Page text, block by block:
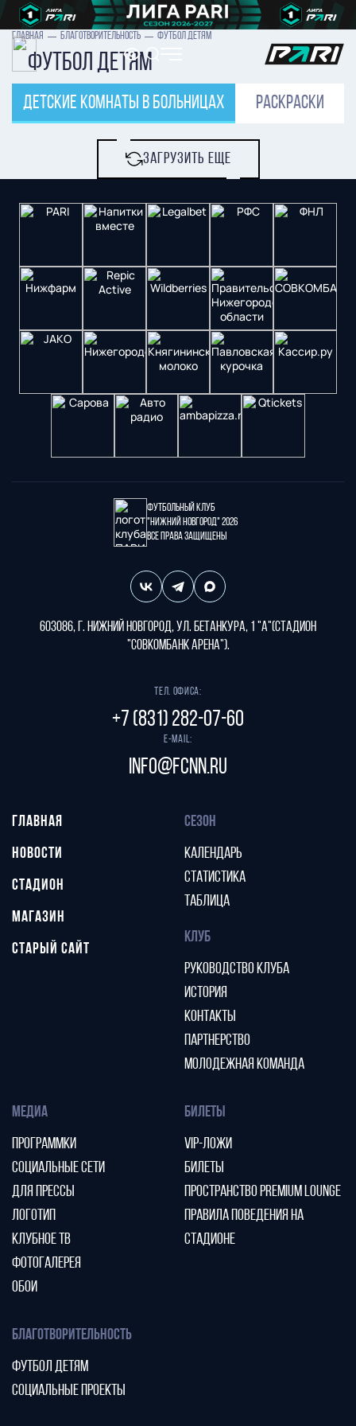
ГЛАВНАЯ БЛАГОТВОРИТЕЛЬНОСТЬ ФУТБОЛ ДЕТЯМ
Футбол детям
детские комнаты в больницах раскраски
ЗАГРУЗИТЬ ЕЩЕ
Футбольный клуб
"Нижний Новгород" 2026
Все права защищены
603086, г. Нижний Новгород, ул. Бетанкура, 1 "А"(стадион
"СОВКОМБАНК АРЕНА").
Тел. офиса:
+7 (831) 282-07-60
E-mail:
info@fcnn.ru
ГЛАВНАЯ
НОВОСТИ
СТАДИОН
МАГАЗИН
СТАРЫЙ САЙТ
СЕЗОН
КАЛЕНДАРЬ
СТАТИСТИКА
ТАБЛИЦА
КЛУБ
РУКОВОДСТВО КЛУБА
ИСТОРИЯ
КОНТАКТЫ
ПАРТНЕРСТВО
МОЛОДЕЖНАЯ КОМАНДА
МЕДИА
ПРОГРАММКИ
СОЦИАЛЬНЫЕ СЕТИ
ДЛЯ ПРЕССЫ
ЛОГОТИП
КЛУБНОЕ ТВ
ФОТОГАЛЕРЕЯ
ОБОИ
БИЛЕТЫ
VIP-ЛОЖИ
БИЛЕТЫ
ПРОСТРАНСТВО PREMIUM LOUNGE
ПРАВИЛА ПОВЕДЕНИЯ НА
СТАДИОНЕ
БЛАГОТВОРИТЕЛЬНОСТЬ
ФУТБОЛ ДЕТЯМ
СОЦИАЛЬНЫЕ ПРОЕКТЫ